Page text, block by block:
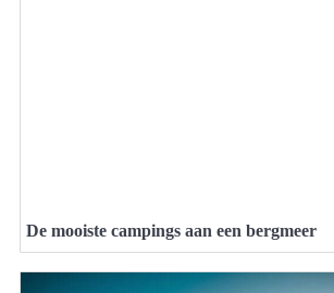
De mooiste campings aan een bergmeer